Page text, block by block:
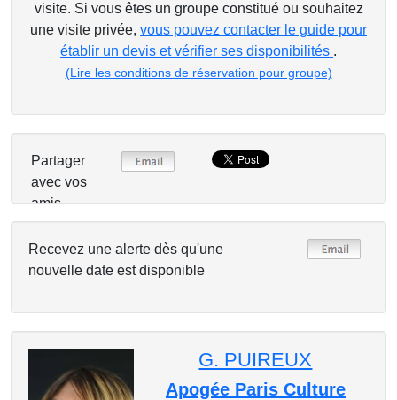
visite. Si vous êtes un groupe constitué ou souhaitez
une visite privée, vous pouvez contacter le guide pour
établir un devis et vérifier ses disponibilités .
(Lire les conditions de réservation pour groupe)
Partager
avec vos
amis
Recevez une alerte dès qu'une
nouvelle date est disponible
G. PUIREUX
Apogée Paris Culture